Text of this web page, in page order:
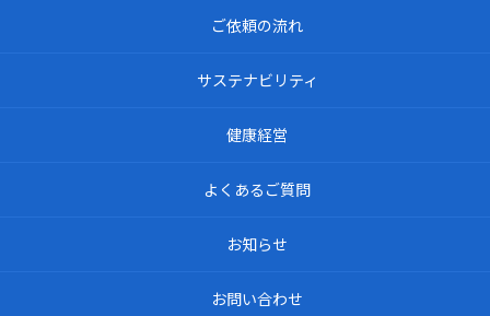
ご依頼の流れ
サステナビリティ
健康経営
よくあるご質問
お知らせ
お問い合わせ